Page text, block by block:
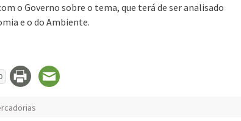
o Governo sobre o tema, que terá de ser analisado
e o do Ambiente.